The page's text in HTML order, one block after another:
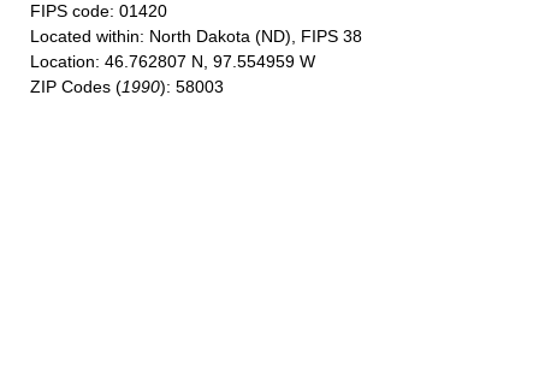
FIPS code: 01420
Located within: North Dakota (ND), FIPS 38
Location: 46.762807 N, 97.554959 W
ZIP Codes (1990): 58003